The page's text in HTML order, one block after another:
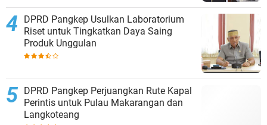
DPRD Pangkep Usulkan Laboratorium
Riset untuk Tingkatkan Daya Saing
Produk Unggulan
DPRD Pangkep Perjuangkan Rute Kapal
Perintis untuk Pulau Makarangan dan
Langkoteang